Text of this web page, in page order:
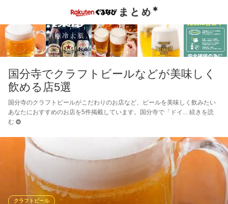
国分寺でクラフトビールなどが美味しく
飲める店5選
国分寺のクラフトビールがこだわりのお店など、ビールを美味しく飲みたい
あなたにおすすめのお店を5件掲載しています。国分寺で「ドイ
続きを読
む
クラフトビール